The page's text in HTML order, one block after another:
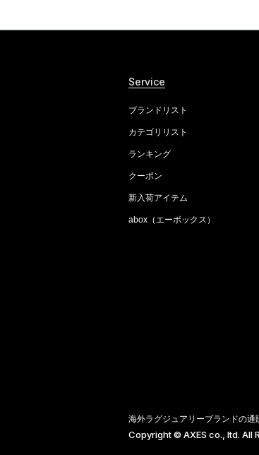
Service
ブランドリスト
カテゴリリスト
ランキング
クーポン
新入荷アイテム
abox（エーボックス）
海外ラグジュアリーブランドの通
Copyright © AXES co., ltd. All